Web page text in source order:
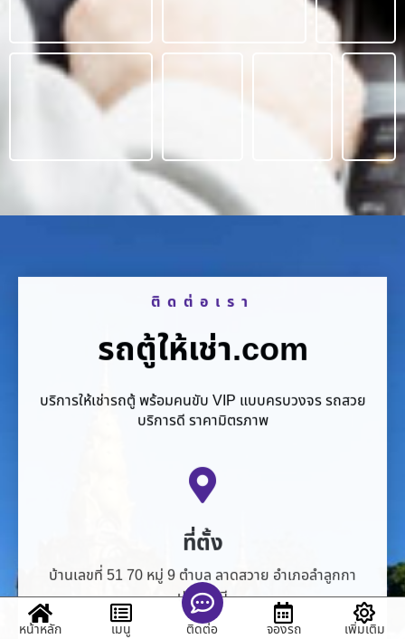
รถตู้ให้เช่า.com
บริการดี ราคามิตรภาพ
ที่ตั้ง
ปทุมธานี
หน้าหลัก เมนู ติดต่อ จองรถ เพิ่มเติม